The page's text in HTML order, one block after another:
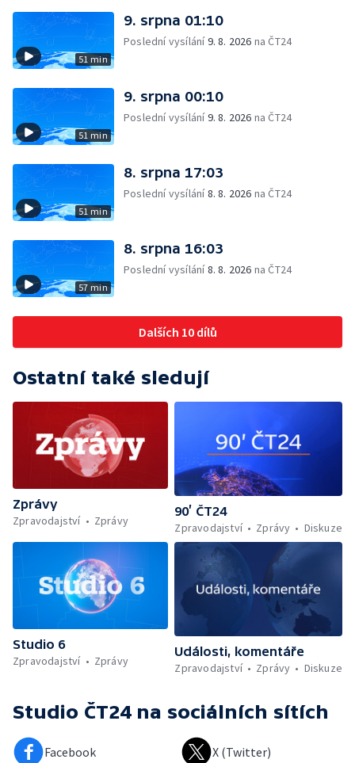
51 min
9. srpna 01:10
Poslední vysílání9. 8. 2026 na ČT24
51 min
9. srpna 00:10
Poslední vysílání9. 8. 2026 na ČT24
51 min
8. srpna 17:03
Poslední vysílání8. 8. 2026 na ČT24
57 min
8. srpna 16:03
Poslední vysílání8. 8. 2026 na ČT24
Dalších 10 dílů
Ostatní také sledují
Zprávy
Zpravodajství
Zprávy
90’ ČT24
Zpravodajství
Zprávy Diskuze
Studio 6
Zpravodajství
Zprávy
Události, komentáře
Zpravodajství
Zprávy Diskuze
Studio ČT24 na sociálních sítích
Facebook X (Twitter)